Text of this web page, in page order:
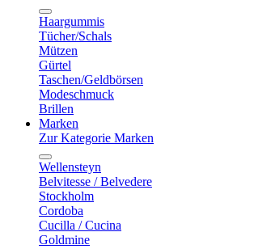
Haargummis
Tücher/Schals
Mützen
Gürtel
Taschen/Geldbörsen
Modeschmuck
Brillen
Marken
Zur Kategorie Marken
Wellensteyn
Belvitesse / Belvedere
Stockholm
Cordoba
Cucilla / Cucina
Goldmine